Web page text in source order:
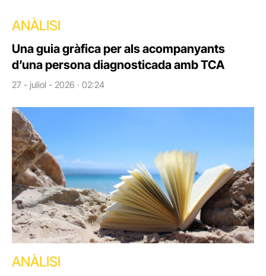
ANÀLISI
Una guia gràfica per als acompanyants
d’una persona diagnosticada amb TCA
27 - juliol - 2026 · 02:24
ANÀLISI